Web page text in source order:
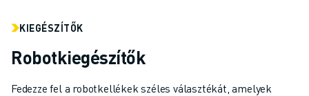
KIEGÉSZÍTŐK
Robotkiegészítők
Fedezze fel a robotkellékek széles választékát, amelyek